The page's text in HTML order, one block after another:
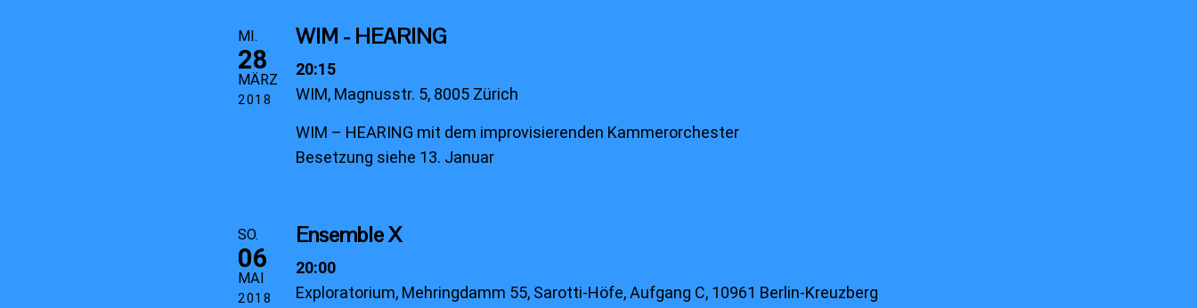
MI.
28
MÄRZ
2018
WIM - HEARING
20:15
WIM, Magnusstr. 5, 8005 Zürich
WIM – HEARING mit dem improvisierenden Kammerorchester
Besetzung siehe 13. Januar
SO.
06
MAI
2018
Ensemble X
20:00
Exploratorium, Mehringdamm 55, Sarotti-Höfe, Aufgang C, 10961 Berlin-Kreuzberg